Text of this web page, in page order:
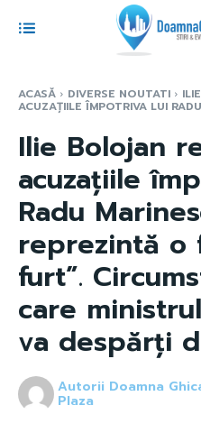
ACASĂ DIVERSE NOUTATI
ACUZAȚIILE ÎMPOTRIVA LUI
Ilie Bolojan
acuzațiile
Radu
reprezintă o
furt”.
care
va despărți
Autorii Doamna
Plaza